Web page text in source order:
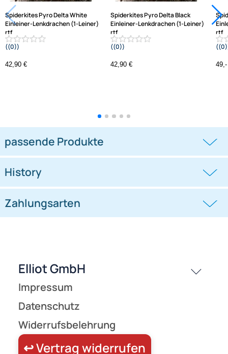
Spiderkites Pyro Delta White
Einleiner-Lenkdrachen (1-Leiner)
rtf
(flugfertig) 180 cm x 690 cm Gfk-
Gestänge weiß
((0))
42,90 €
Einleiner-Lenkdrachen (1-Leiner)
rtf
(flugfertig) 180 cm x 690 cm Gfk-
Gestänge schwarz
42,90 €
passende Produkte
History
Zahlungsarten